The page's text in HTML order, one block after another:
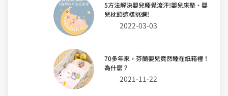
5方法解決嬰兒睡覺流汗!嬰兒床墊、嬰
兒枕頭這樣挑選!
2022-03-03
70多年來，芬蘭嬰兒竟然睡在紙箱裡！
為什麼？
2021-11-22